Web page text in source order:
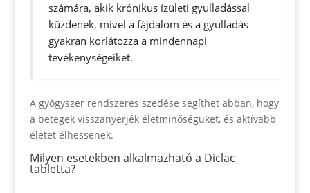
számára, akik krónikus ízületi gyulladással
küzdenek, mivel a fájdalom és a gyulladás
gyakran korlátozza a mindennapi
tevékenységeiket.
A gyógyszer rendszeres szedése segíthet abban, hogy
a betegek visszanyerjék életminőségüket, és aktívabb
életet élhessenek.
Milyen esetekben alkalmazható a Diclac
tabletta?